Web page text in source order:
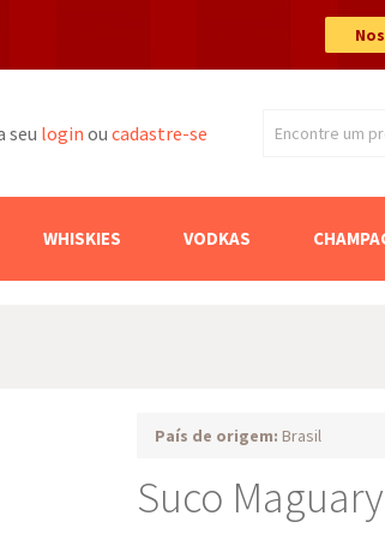
seu login ou cadastre-se Encontre um
Buscar
WHISKIES VODKAS
País de origem: Brasil
Suco